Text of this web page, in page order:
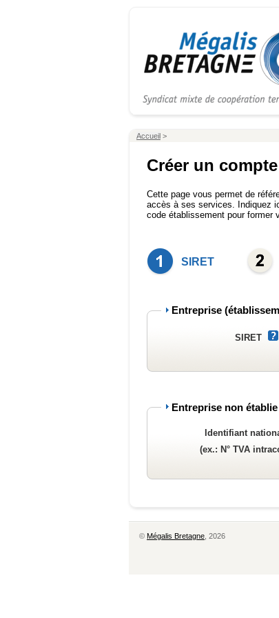
Accueil >
Créer un
Cette page vous permet de
accès à ses services. Indiquez
code établissement pour former
SIRET
Entreprise
SIRET
Entreprise non
Identifiant
(ex.: N° TVA
© Mégalis Bretagne , 2026